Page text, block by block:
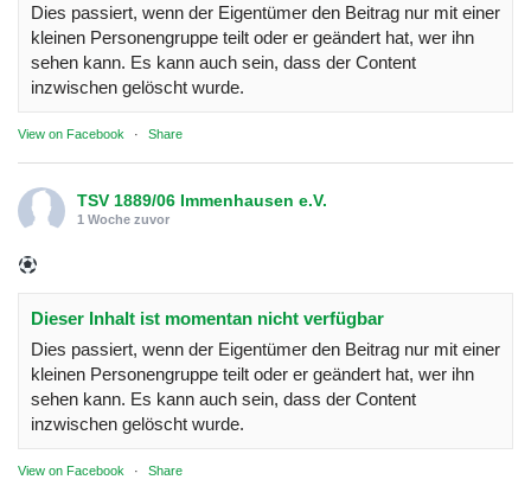
Dies passiert, wenn der Eigentümer den Beitrag nur mit einer
kleinen Personengruppe teilt oder er geändert hat, wer ihn
sehen kann. Es kann auch sein, dass der Content
inzwischen gelöscht wurde.
View on Facebook · Share
TSV 1889/06 Immenhausen e.V.
1 Woche zuvor
Dieser Inhalt ist momentan nicht verfügbar
Dies passiert, wenn der Eigentümer den Beitrag nur mit einer
kleinen Personengruppe teilt oder er geändert hat, wer ihn
sehen kann. Es kann auch sein, dass der Content
inzwischen gelöscht wurde.
View on Facebook · Share